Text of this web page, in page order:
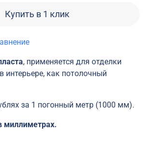
Купить в 1 клик
, применяется для отделки
интерьере, как потолочный
за 1 погонный метр (1000 мм).
миллиметрах.